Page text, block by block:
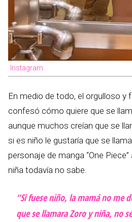
Instagram
En medio de todo, el orgulloso y
confesó cómo quiere que se
aunque muchos creían que se
si es niño le gustaría que se
personaje de manga “One
niña todavía no sabe.
“Si fuese niño, la mamá no me
que se llamara Zoro y niña, no